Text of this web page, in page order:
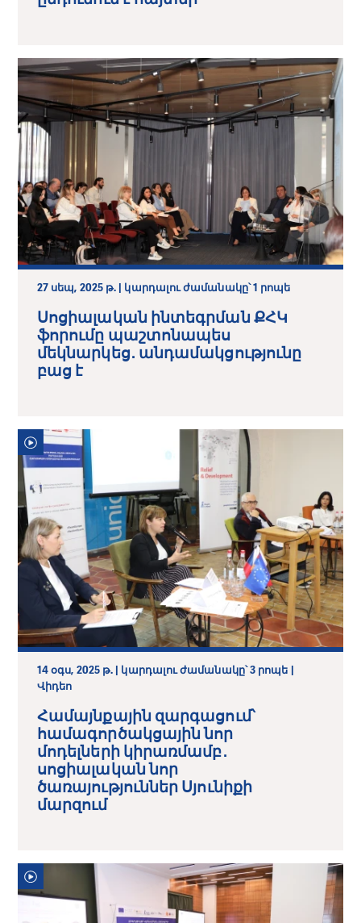
27 սեպ, 2025 թ. | կարդալու ժամանակը՝ 1 րոպե
Սոցիալական ինտեգրման ՔՀԿ
ֆորումը պաշտոնապես
մեկնարկեց․ անդամակցությունը
բաց է
14 օգս, 2025 թ. | կարդալու ժամանակը՝ 3 րոպե |
Վիդեո
Համայնքային զարգացում՝
համագործակցային նոր
մոդելների կիրառմամբ․
սոցիալական նոր
ծառայություններ Սյունիքի
մարզում